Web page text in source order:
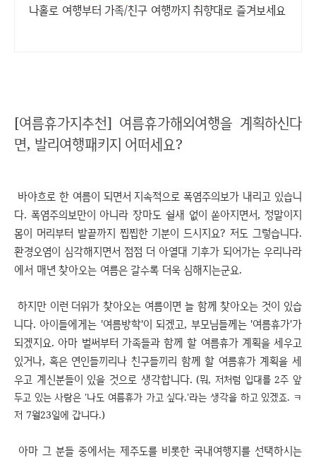
나홀로 여행부터 가족/친구 여행까지 취향대로 즐겨보세요
[여름휴가지추천] 여름휴가해외여행을 계획하신다
면, 발리여행패키지 어떠세요?
바야흐로 한 여름이 되면서 지속적으로 폭염주의보가 내리고 있습니
다. 폭염주의보만이 아니라 장마도 쉴새 없이 쏟아지면서, 정말이지
몸이 머리부터 발끝까지 찝찝한 기분이 드시지요? 저도 그렇습니다.
환경오염이 심각해지면서 점점 더 아열대 기후가 되어가는 우리나라
에서 매년 찾아오는 여름은 갈수록 더욱 심해지는군요.
하지만 이런 더위가 찾아오는 여름이면 늘 함께 찾아오는 것이 있습
니다. 아이들에게는 '여름방학'이 되겠고, 부모님들께는 '여름휴가'가
되겠지요. 아마 벌써부터 가족들과 함께 할 여름휴가 계획을 세우고
있거나, 혹은 연인들끼리나 친구들끼리 함께 할 여름휴가 계획을 세
우고 계신분들이 있을 것으로 생각합니다.(뭐, 저처럼 입대를 2주 앞
두고 있는 사람은 '나도 여름휴가 가고 싶다.'라는 생각을 하고 있겠죠. ㅋ
저 7월23일에 갑니다.)
아마 그 분들 중에서는 제주도를 비롯한 국내여행지를 선택하시는